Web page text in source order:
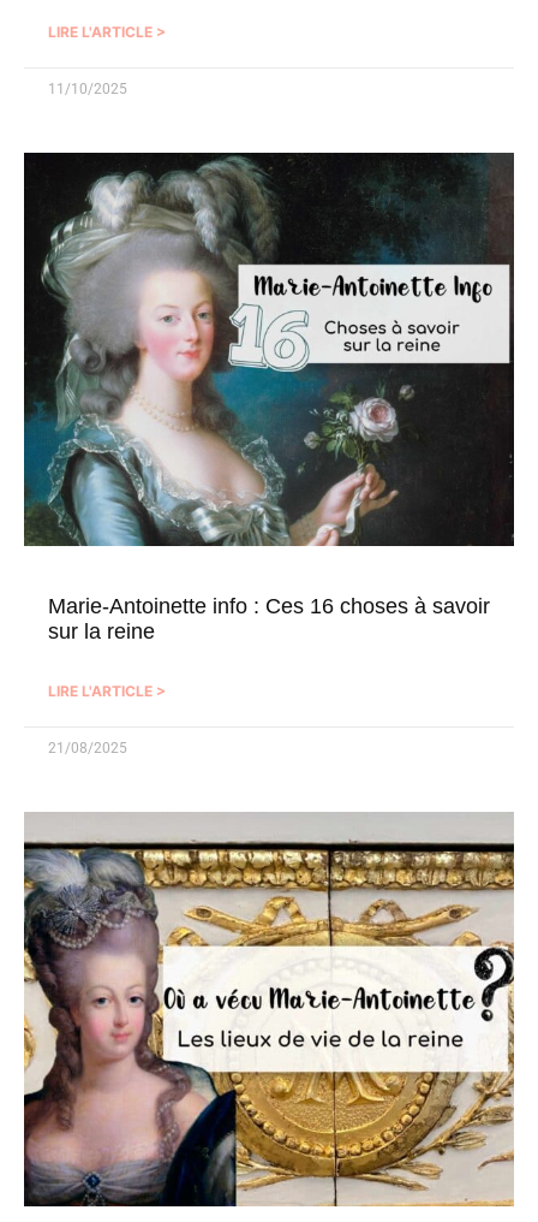
LIRE L'ARTICLE >
11/10/2025
Marie-Antoinette info : Ces 16 choses à savoir
sur la reine
LIRE L'ARTICLE >
21/08/2025